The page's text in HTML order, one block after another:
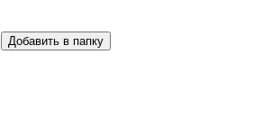
Добавить в папку